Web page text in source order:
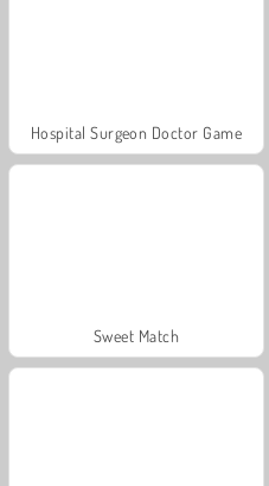
Hospital Surgeon Doctor Game
Sweet Match